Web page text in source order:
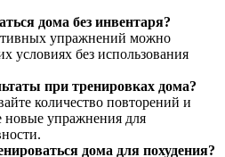
дома без инвентаря?
упражнений можно
условиях без использования
при тренировках дома?
количество повторений и
новые упражнения для
дома для похудения?